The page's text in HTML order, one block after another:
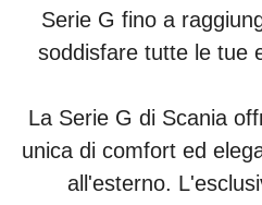
Serie G fino a
soddisfare tutte le tue
La Serie G di Scania
unica di comfort ed
all'esterno.